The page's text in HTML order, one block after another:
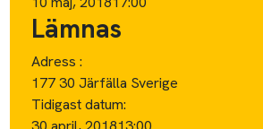
Lämnas
Adress :
177 30 Järfälla Sverige
Tidigast datum: